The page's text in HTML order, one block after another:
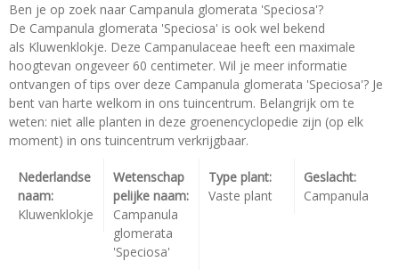
Ben je op zoek naar Campanula glomerata 'Speciosa'?
De Campanula glomerata 'Speciosa' is ook wel bekend
als Kluwenklokje. Deze Campanulaceae heeft een maximale
hoogtevan ongeveer 60 centimeter. Wil je meer informatie
ontvangen of tips over deze Campanula glomerata 'Speciosa'? Je
bent van harte welkom in ons tuincentrum. Belangrijk om te
weten: niet alle planten in deze groenencyclopedie zijn (op elk
moment) in ons tuincentrum verkrijgbaar.
Nederlandse
naam:
Kluwenklokje
Wetenschap
pelijke naam:
Campanula
glomerata
'Speciosa'
Type plant:
Vaste plant
Geslacht:
Campanula